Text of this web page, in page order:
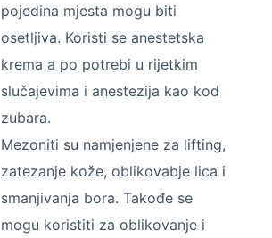
pojedina mjesta mogu biti
osetljiva. Koristi se anestetska
krema a po potrebi u rijetkim
slučajevima i anestezija kao kod
zubara.
Mezoniti su namjenjene za lifting,
zatezanje kože, oblikovabje lica i
smanjivanja bora. Takođe se
mogu koristiti za oblikovanje i